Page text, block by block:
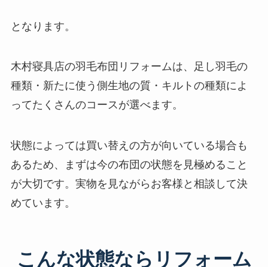
となります。
木村寝具店の羽毛布団リフォームは、足し羽毛の
種類・新たに使う側生地の質・キルトの種類によ
ってたくさんのコースが選べます。
状態によっては買い替えの方が向いている場合も
あるため、まずは今の布団の状態を見極めること
が大切です。実物を見ながらお客様と相談して決
めています。
こんな状態ならリフォーム